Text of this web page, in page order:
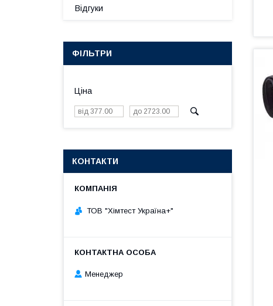
Відгуки
ФІЛЬТРИ
Ціна
КОНТАКТИ
ТОВ "Хімтест Україна+"
Менеджер